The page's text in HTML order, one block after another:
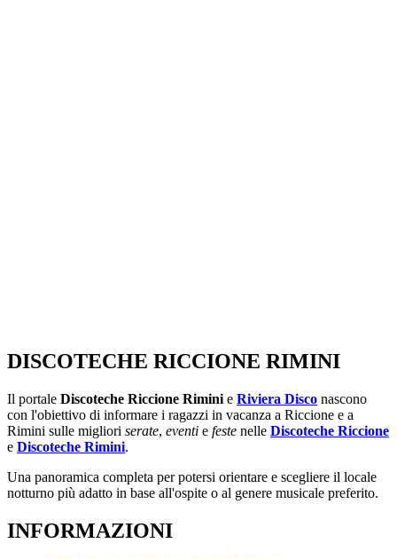
DISCOTECHE RICCIONE RIMINI
Il portale Discoteche Riccione Rimini e Riviera Disco nascono
con l'obiettivo di informare i ragazzi in vacanza a Riccione e a
Rimini sulle migliori serate, eventi e feste nelle Discoteche Riccione
e Discoteche Rimini.
Una panoramica completa per potersi orientare e scegliere il locale
notturno più adatto in base all'ospite o al genere musicale preferito.
INFORMAZIONI